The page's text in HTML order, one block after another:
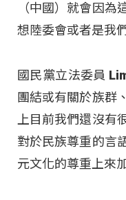
（中國）就會因為
想陸委會或者是我
國民黨立法委員
團結或有關於族群
上目前我們還沒有
對於民族尊重的言
元文化的尊重上來